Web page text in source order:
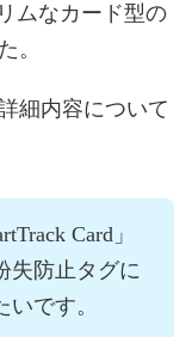
ムなカード型の
。
細内容について
Card」
失防止タグに
です。